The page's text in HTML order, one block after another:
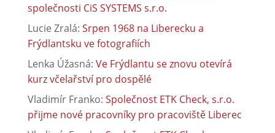
společnosti CiS SYSTEMS s.r.o.
Lucie Zralá: Srpen 1968 na Liberecku a
Frýdlantsku ve fotografiích
Lenka Úžasná: Ve Frýdlantu se znovu otevírá
kurz včelařství pro dospělé
Vladimír Franko: Společnost ETK Check, s.r.o.
přijme nové pracovníky pro pracoviště Liberec